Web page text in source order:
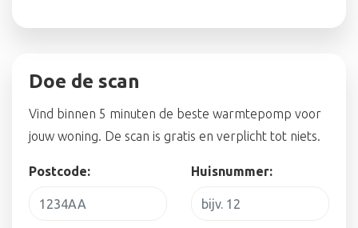
Doe de scan
Vind binnen 5 minuten de beste warmtepomp voor
jouw woning. De scan is gratis en verplicht tot niets.
Postcode: Huisnummer: